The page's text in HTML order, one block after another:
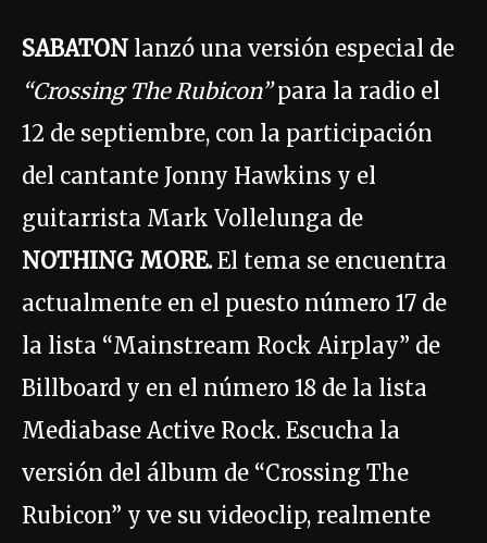
SABATON lanzó una versión especial de
“Crossing The Rubicon”para la radio el
12 de septiembre, con la participación
del cantante Jonny Hawkins y el
guitarrista Mark Vollelunga de
NOTHING MORE. El tema se encuentra
actualmente en el puesto número 17 de
la lista “Mainstream Rock Airplay” de
Billboard y en el número 18 de la lista
Mediabase Active Rock. Escucha la
versión del álbum de “Crossing The
Rubicon” y ve su videoclip, realmente